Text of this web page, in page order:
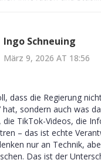
Ingo Schneuing
März 9, 2026 AT 18:56
dass die Regierung
hat, sondern auch was
die TikTok-Videos, die
– das ist echte
nur an Technik,
Das ist der